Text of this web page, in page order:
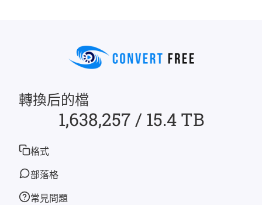
轉換后的檔
1,638,257 / 15.4 TB
格式
部落格
常見問題